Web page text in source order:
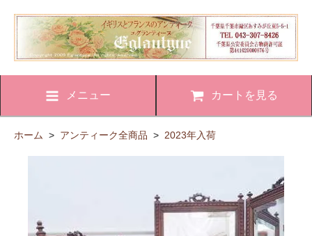
メニュー カートを見る
ホーム > アンティーク全商品 > 2023年入荷